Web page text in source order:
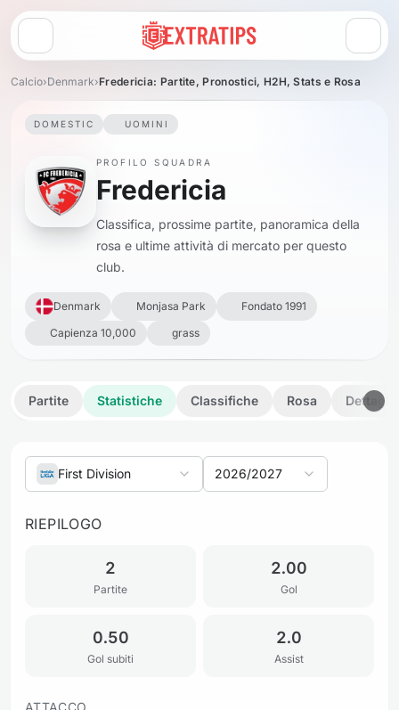
Apri menu
Calcio›Denmark›Fredericia: Partite, Pronostici, H2H, Stats e Rosa
DOMESTIC UOMINI
PROFILO SQUADRA
Fredericia
Classifica, prossime partite, panoramica della
rosa e ultime attività di mercato per questo
club.
Denmark Monjasa Park
Fondato 1991
Capienza 10,000
grass
Partite Statistiche Classifiche Rosa Dettagli
First Division 2026/2027
RIEPILOGO
2
Partite
2.00
Gol
0.50
Gol subiti
2.0
Assist
ATTACCO